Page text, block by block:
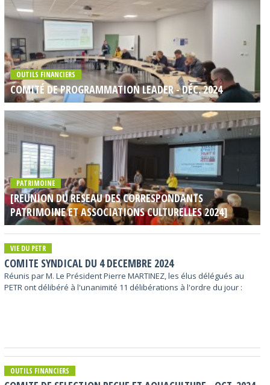
OUTILS FINANCIERS
COMITÉ DE PROGRAMMATION LEADER - DÉC. 2024
PATRIMOINE
[REUNION DU RESEAU DES CORRESPONDANTS
PATRIMOINE ET ASSOCIATIONS CULTURELLES 2024]
VIE DU PETR
COMITE SYNDICAL DU 4 DECEMBRE 2024
Réunis par M. Le Président Pierre MARTINEZ, les élus délégués au
PETR ont délibéré à l'unanimité 11 délibérations à l'ordre du jour :
OUTILS FINANCIERS